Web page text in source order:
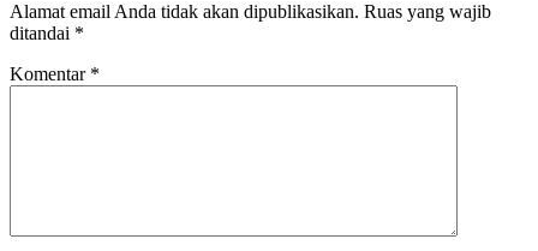
Alamat email Anda tidak akan dipublikasikan. Ruas yang wajib
ditandai *
Komentar *